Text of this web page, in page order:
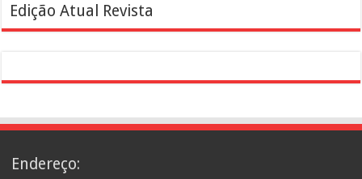
Edição Atual Revista
Endereço: